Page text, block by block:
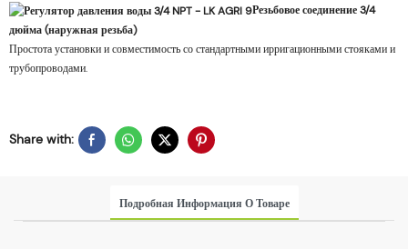
Резьбовое соединение 3/4
дюйма (наружная резьба)
Простота установки и совместимость со стандартными ирригационными стояками и
трубопроводами.
Share with:
Подробная Информация О Товаре